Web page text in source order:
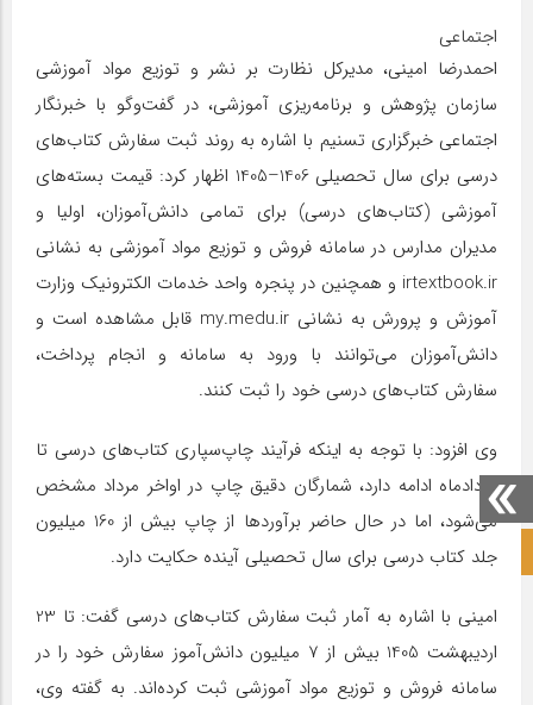
صفحه نخست آکادمی علمی
اجتماعی
احمدرضا امینی، مدیرکل نظارت بر نشر و توزیع مواد آموزشی
سازمان پژوهش و برنامه‌ریزی آموزشی، در گفت‌وگو با خبرنگار
اجتماعی خبرگزاری تسنیم با اشاره به روند ثبت سفارش کتاب‌های
درسی برای سال تحصیلی 1406–1405 اظهار کرد: قیمت بسته‌های
آموزشی (کتاب‌های درسی) برای تمامی دانش‌آموزان، اولیا و
مدیران مدارس در سامانه فروش و توزیع مواد آموزشی به نشانی
irtextbook.ir و همچنین در پنجره واحد خدمات الکترونیک وزارت
آموزش و پرورش به نشانی my.medu.ir قابل مشاهده است و
دانش‌آموزان می‌توانند با ورود به سامانه و انجام پرداخت،
سفارش کتاب‌های درسی خود را ثبت کنند.
وی افزود: با توجه به اینکه فرآیند چاپ‌سپاری کتاب‌های درسی تا
مردادماه ادامه دارد، شمارگان دقیق چاپ در اواخر مرداد مشخص
می‌شود، اما در حال حاضر برآوردها از چاپ بیش از 160 میلیون
جلد کتاب درسی برای سال تحصیلی آینده حکایت دارد.
امینی با اشاره به آمار ثبت سفارش کتاب‌های درسی گفت: تا 23
اردیبهشت 1405 بیش از 7 میلیون دانش‌آموز سفارش خود را در
سامانه فروش و توزیع مواد آموزشی ثبت کرده‌اند. به گفته وی،